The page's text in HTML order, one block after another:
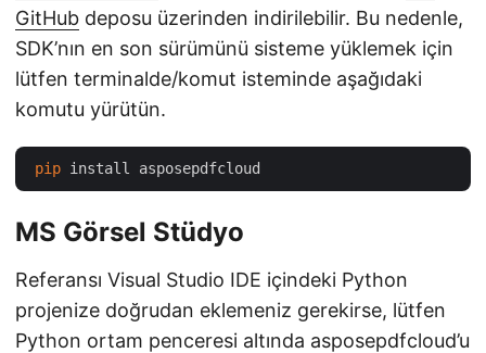
GitHub deposu üzerinden indirilebilir. Bu nedenle,
SDK’nın en son sürümünü sisteme yüklemek için
lütfen terminalde/komut isteminde aşağıdaki
komutu yürütün.
pip
MS Görsel Stüdyo
Referansı Visual Studio IDE içindeki Python
projenize doğrudan eklemeniz gerekirse, lütfen
Python ortam penceresi altında asposepdfcloud’u